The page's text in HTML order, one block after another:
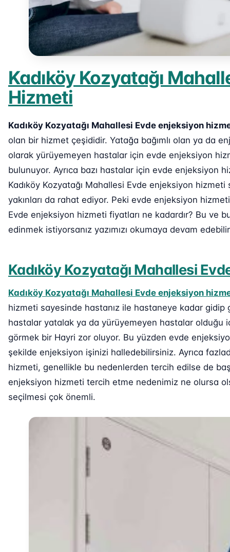
Kadıköy Kozyatağı
Hizmeti
Kadıköy Kozyatağı Mahallesi Evde enjeksiyon
olan bir hizmet çeşididir. Yatağa bağımlı olan ya da
olarak yürüyemeyen hastalar için evde enjeksiyon
bulunuyor. Ayrıca bazı hastalar için evde enjeksiyon
Kadıköy Kozyatağı Mahallesi Evde enjeksiyon
yakınları da rahat ediyor. Peki evde enjeksiyon
Evde enjeksiyon hizmeti fiyatları ne kadardır? Bu ve
edinmek istiyorsanız yazımızı okumaya devam
Kadıköy Kozyatağı Mahallesi
Kadıköy Kozyatağı Mahallesi Evde enjeksiyon
hizmeti sayesinde hastanız ile hastaneye kadar gidip
hastalar yatalak ya da yürüyemeyen hastalar olduğu
görmek bir Hayri zor oluyor. Bu yüzden evde
şekilde enjeksiyon işinizi halledebilirsiniz. Ayrıca
hizmeti, genellikle bu nedenlerden tercih edilse de
enjeksiyon hizmeti tercih etme nedenimiz ne olursa
seçilmesi çok önemli.